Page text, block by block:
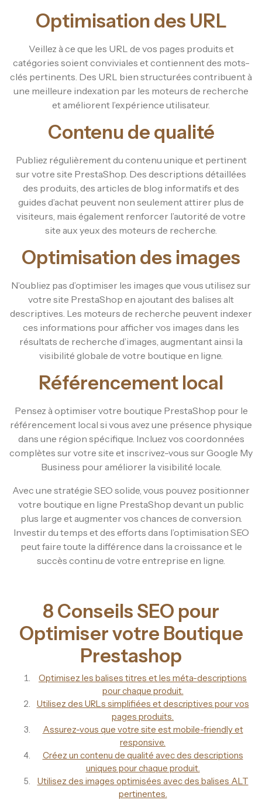
Optimisation des URL
Veillez à ce que les URL de vos pages produits et
catégories soient conviviales et contiennent des mots-
clés pertinents. Des URL bien structurées contribuent à
une meilleure indexation par les moteurs de recherche
et améliorent l’expérience utilisateur.
Contenu de qualité
Publiez régulièrement du contenu unique et pertinent
sur votre site PrestaShop. Des descriptions détaillées
des produits, des articles de blog informatifs et des
guides d’achat peuvent non seulement attirer plus de
visiteurs, mais également renforcer l’autorité de votre
site aux yeux des moteurs de recherche.
Optimisation des images
N’oubliez pas d’optimiser les images que vous utilisez sur
votre site PrestaShop en ajoutant des balises alt
descriptives. Les moteurs de recherche peuvent indexer
ces informations pour afficher vos images dans les
résultats de recherche d’images, augmentant ainsi la
visibilité globale de votre boutique en ligne.
Référencement local
Pensez à optimiser votre boutique PrestaShop pour le
référencement local si vous avez une présence physique
dans une région spécifique. Incluez vos coordonnées
complètes sur votre site et inscrivez-vous sur Google My
Business pour améliorer la visibilité locale.
Avec une stratégie SEO solide, vous pouvez positionner
votre boutique en ligne PrestaShop devant un public
plus large et augmenter vos chances de conversion.
Investir du temps et des efforts dans l’optimisation SEO
peut faire toute la différence dans la croissance et le
succès continu de votre entreprise en ligne.
8 Conseils SEO pour
Optimiser votre Boutique
Prestashop
Optimisez les balises titres et les méta-descriptions
pour chaque produit.
Utilisez des URLs simplifiées et descriptives pour vos
pages produits.
Assurez-vous que votre site est mobile-friendly et
responsive.
Créez un contenu de qualité avec des descriptions
uniques pour chaque produit.
Utilisez des images optimisées avec des balises ALT
pertinentes.